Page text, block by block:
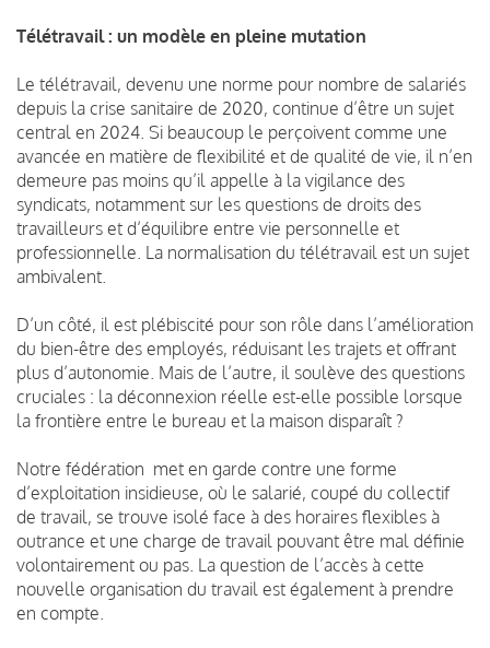
Télétravail : un modèle en pleine mutation
Le télétravail, devenu une norme pour nombre de salariés
depuis la crise sanitaire de 2020, continue d’être un sujet
central en 2024. Si beaucoup le perçoivent comme une
avancée en matière de flexibilité et de qualité de vie, il n’en
demeure pas moins qu’il appelle à la vigilance des
syndicats, notamment sur les questions de droits des
travailleurs et d’équilibre entre vie personnelle et
professionnelle. La normalisation du télétravail est un sujet
ambivalent.
D’un côté, il est plébiscité pour son rôle dans l’amélioration
du bien-être des employés, réduisant les trajets et offrant
plus d’autonomie. Mais de l’autre, il soulève des questions
cruciales : la déconnexion réelle est-elle possible lorsque
la frontière entre le bureau et la maison disparaît ?
Notre fédération met en garde contre une forme
d’exploitation insidieuse, où le salarié, coupé du collectif
de travail, se trouve isolé face à des horaires flexibles à
outrance et une charge de travail pouvant être mal définie
volontairement ou pas. La question de l’accès à cette
nouvelle organisation du travail est également à prendre
en compte.